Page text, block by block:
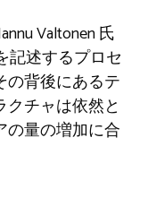
Valtonen 氏
記述するプロセ
の背後にあるテ
チャは依然と
の量の増加に合